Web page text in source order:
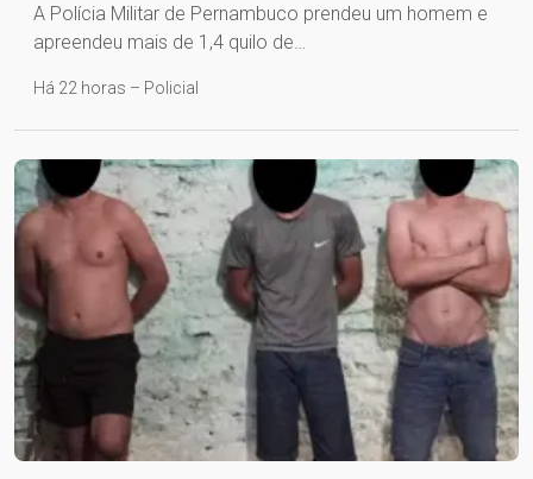
A Polícia Militar de Pernambuco prendeu um homem e
apreendeu mais de 1,4 quilo de…
Há 22 horas – Policial